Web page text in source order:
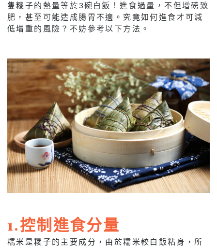
隻糭子的熱量等於3碗白飯！進食過量，不但增磅致
肥，甚至可能造成腸胃不適。究竟如何進食才可減
低增重的風險？不妨參考以下方法。
1.控制進食分量
糯米是糭子的主要成分，由於糯米較白飯粘身，所